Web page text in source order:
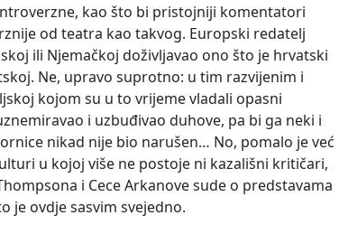
kao što bi pristojniji komentatori
od teatra kao takvog. Europski redatelj
ili Njemačkoj doživljavao ono što je hrvatski
Ne, upravo suprotno: u tim razvijenim i
kojom su u to vrijeme vladali opasni
i uzbuđivao duhove, pa bi ga neki i
nikad nije bio narušen… No, pomalo je već
u kojoj više ne postoje ni kazališni kritičari,
i Cece Arkanove sude o predstavama
je ovdje sasvim svejedno.